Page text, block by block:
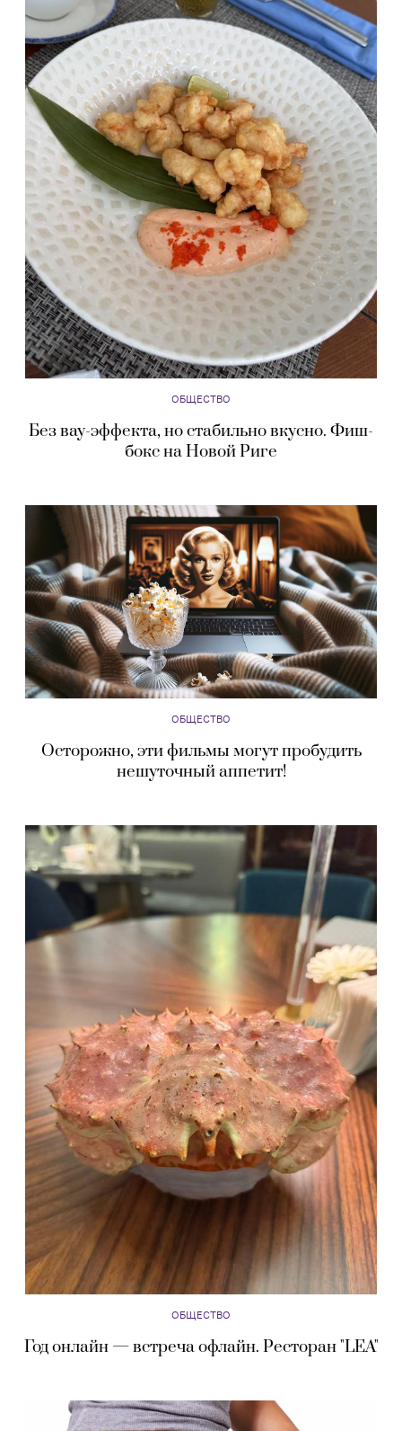
ОБЩЕСТВО
Без вау-эффекта, но стабильно вкусно. Фиш-
бокс на Новой Риге
ОБЩЕСТВО
Осторожно, эти фильмы могут пробудить
нешуточный аппетит!
ОБЩЕСТВО
Год онлайн — встреча офлайн. Ресторан "LEA"